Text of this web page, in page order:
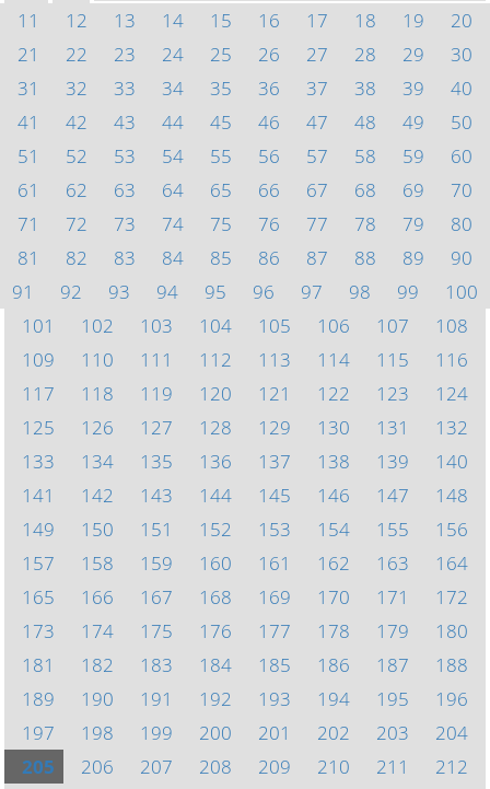
11
12 13 14 15 16 17 18 19
20
21
22 23 24 25 26 27 28 29
30
31
32 33 34 35 36 37 38 39
40
41
42 43 44 45 46 47 48 49
50
51
52 53 54 55 56 57 58 59
60
61
62 63 64 65 66 67 68 69
70
71
72 73 74 75 76 77 78 79
80
81
82 83 84 85 86 87 88 89
90
91
92 93 94 95 96 97 98 99
100
101
102 103 104 105 106 107
108
109
110 111 112 113 114 115
116
117
118 119 120 121 122 123
124
125
126 127 128 129 130 131
132
133
134 135 136 137 138 139
140
141
142 143 144 145 146 147
148
149
150 151 152 153 154 155
156
157
158 159 160 161 162 163
164
165
166 167 168 169 170 171
172
173
174 175 176 177 178 179
180
181
182 183 184 185 186 187
188
189
190 191 192 193 194 195
196
197
198 199 200 201 202 203
204
205
206 207 208 209 210 211
212